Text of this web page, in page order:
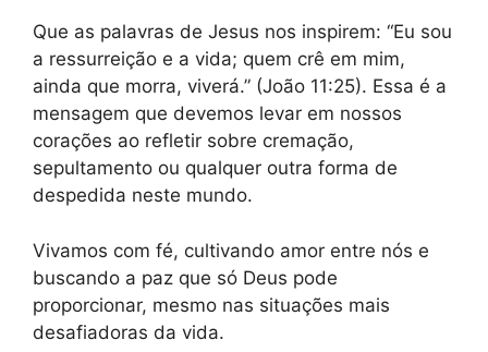
Que as palavras de Jesus nos inspirem: “Eu sou
a ressurreição e a vida; quem crê em mim,
ainda que morra, viverá.” (João 11:25). Essa é a
mensagem que devemos levar em nossos
corações ao refletir sobre cremação,
sepultamento ou qualquer outra forma de
despedida neste mundo.
Vivamos com fé, cultivando amor entre nós e
buscando a paz que só Deus pode
proporcionar, mesmo nas situações mais
desafiadoras da vida.